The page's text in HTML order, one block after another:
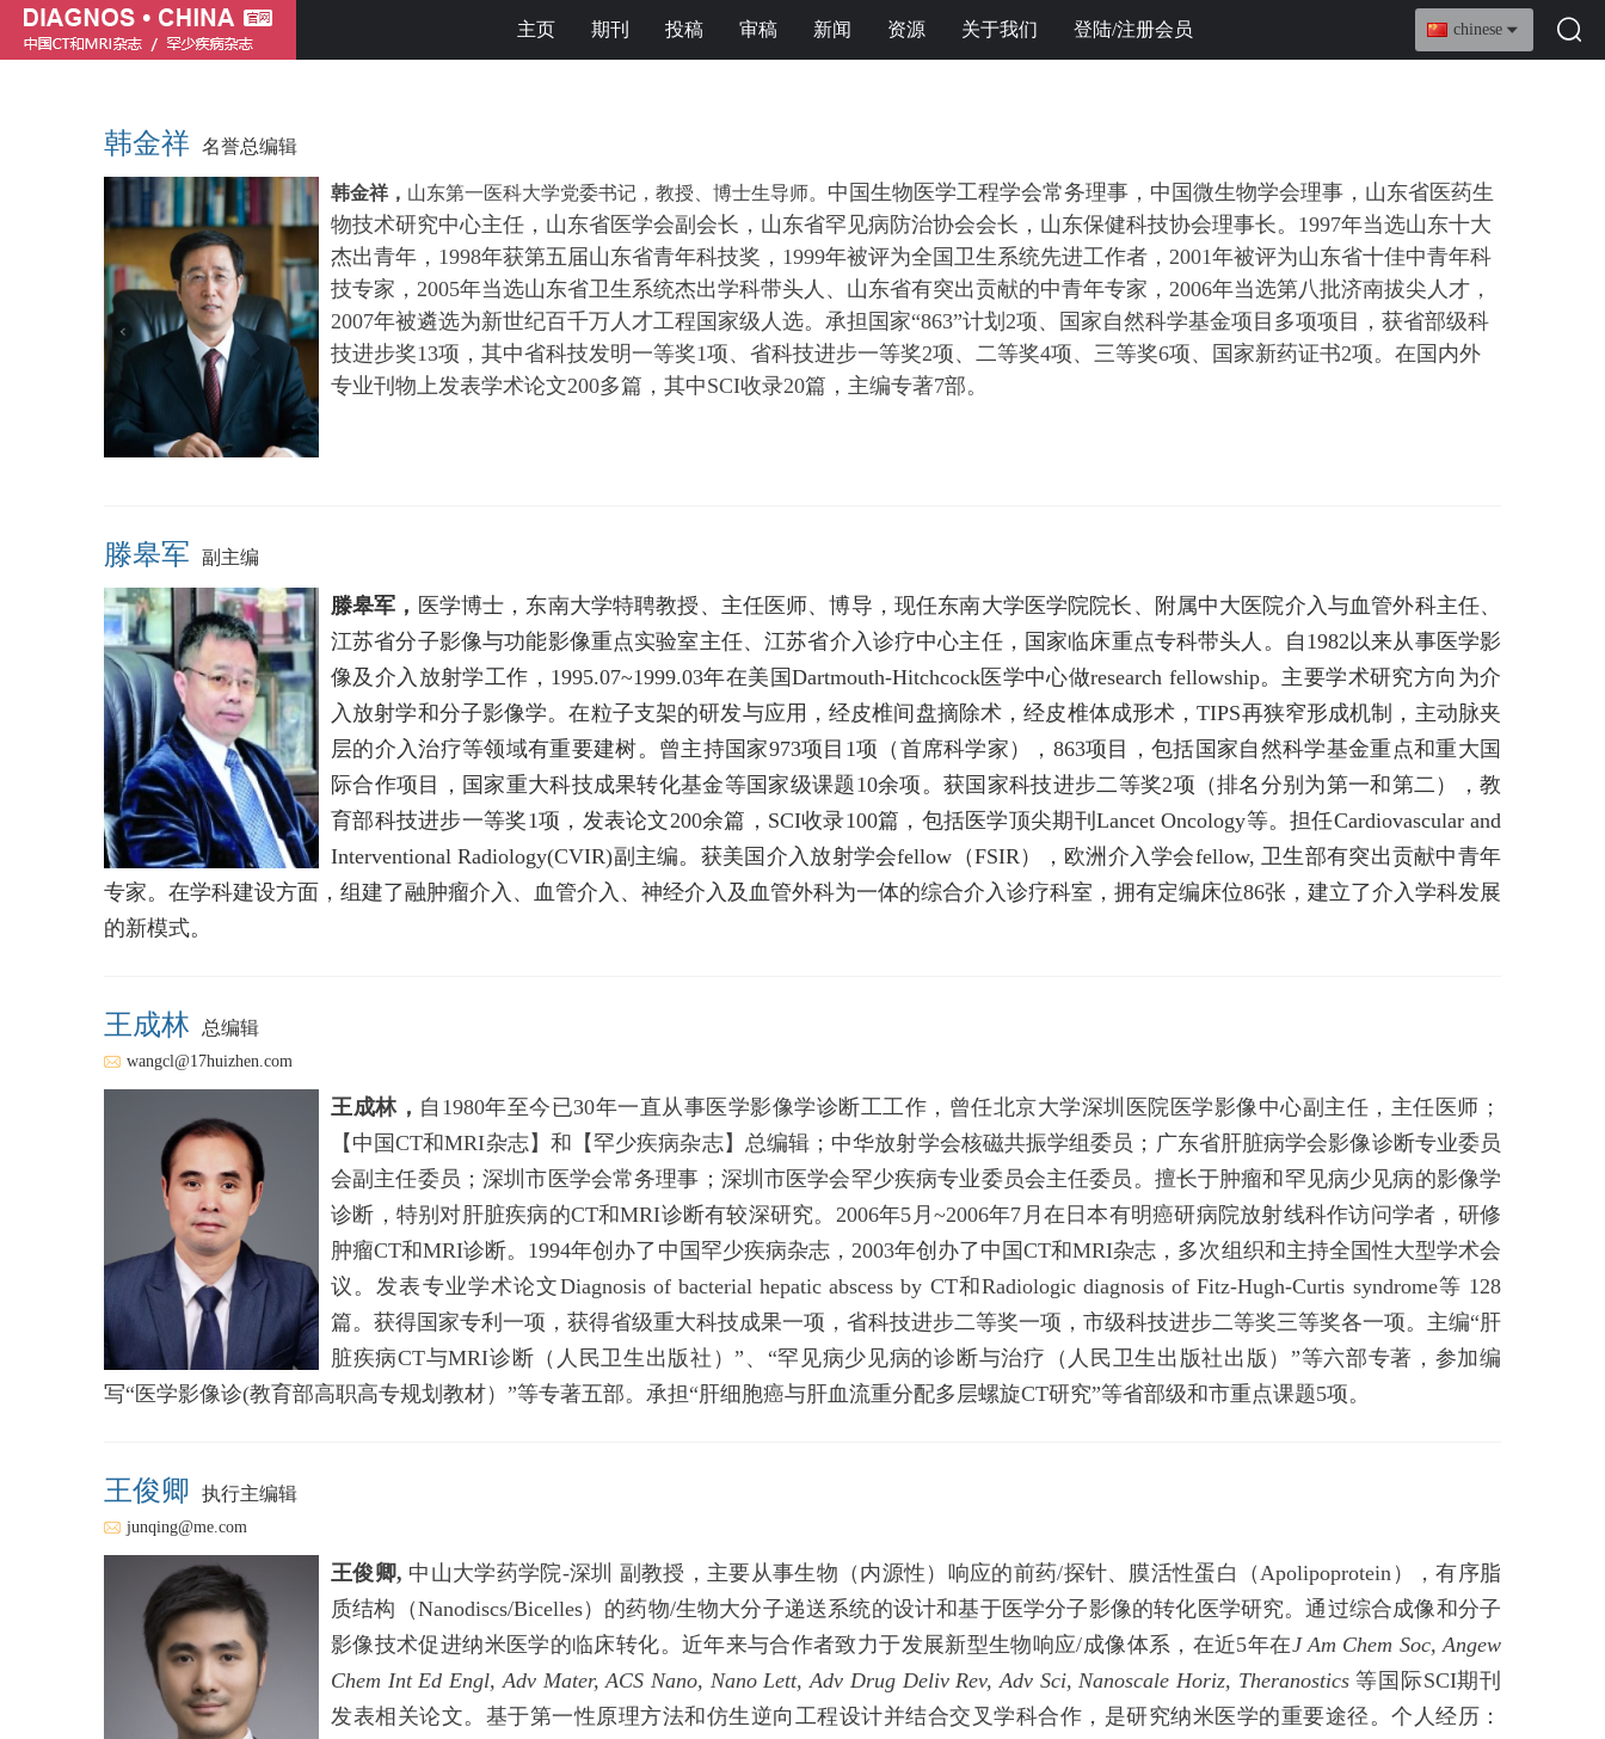
主页 期刊 投稿 审稿 新闻 资源 关于我们 登陆/注册会员 chinese
韩金祥 名誉总编辑
韩金祥， 山东第一医科大学党委书记 ， 教授、博士生导师。 中国生物医学工程学会常务理事， 中国微生物学会理事，山东省医药生
物技术研究中心主任 ， 山东省医学会副会长， 山东省罕见病防治协会会长， 山东保健科技协会理事长。 1997年当选山东十大
杰出青年，1998年获第五届山东省青年科技奖，1999年被评为全国卫生系统先进工作者，2001年被评为山东省十佳中青年科
技专家，2005年当选山东省卫生系统杰出学科带头人、山东省有突出贡献的中青年专家，2006年当选第八批济南拔尖人才，
2007年被遴选为新世纪百千万人才工程国家级人选。承担国家“863”计划2项、国家自然科学基金项目多项项目，获省部级科
技进步奖13项，其中省科技发明一等奖1项、省科技进步一等奖2项、二等奖4项、三等奖6项、国家新药证书2项。在国内外
专业刊物上发表学术论文200多篇，其中SCI收录20篇，主编专著7部。
滕皋军 副主编
滕皋军， 医学博士，东南大学特聘教授、主任医师、博导，现任东南大学医学院院长、附属中大医院介入与血管外科主任、
江苏省分子影像与功能影像重点实验室主任、江苏省介入诊疗中心主任，国家临床重点专科带头人。自1982以来从事医学影
像及介入放射学工作，1995.07~1999.03年在美国Dartmouth-Hitchcock医学中心做research fellowship。主要学术研究方向为介
入放射学和分子影像学。在粒子支架的研发与应用，经皮椎间盘摘除术，经皮椎体成形术，TIPS再狭窄形成机制，主动脉夹
层的介入治疗等领域有重要建树。曾主持国家973项目1项（首席科学家），863项目，包括国家自然科学基金重点和重大国
际合作项目，国家重大科技成果转化基金等国家级课题10余项。获国家科技进步二等奖2项（排名分别为第一和第二），教
育部科技进步一等奖1项，发表论文200余篇，SCI收录100篇，包括医学顶尖期刊Lancet Oncology等。担任Cardiovascular and
Interventional Radiology(CVIR)副主编。获美国介入放射学会fellow（FSIR），欧洲介入学会fellow, 卫生部有突出贡献中青年
专家。在学科建设方面，组建了融肿瘤介入、血管介入、神经介入及血管外科为一体的综合介入诊疗科室，拥有定编床位86张，建立了介入学科发展
的新模式。
王成林 总编辑
wangcl@17huizhen.com
王成林， 自1980年至今已30年一直从事医学影像学诊断工工作，曾任北京大学深圳医院医学影像中心副主任，主任医师；
【中国CT和MRI杂志】和【罕少疾病杂志】总编辑；中华放射学会核磁共振学组委员；广东省肝脏病学会影像诊断专业委员
会副主任委员；深圳市医学会常务理事；深圳市医学会罕少疾病专业委员会主任委员。擅长于肿瘤和罕见病少见病的影像学
诊断，特别对肝脏疾病的CT和MRI诊断有较深研究。2006年5月~2006年7月在日本有明癌研病院放射线科作访问学者，研修
肿瘤CT和MRI诊断。1994年创办了中国罕少疾病杂志，2003年创办了中国CT和MRI杂志，多次组织和主持全国性大型学术会
议。发表专业学术论文Diagnosis of bacterial hepatic abscess by CT和Radiologic diagnosis of Fitz-Hugh-Curtis syndrome等 128
篇。获得国家专利一项，获得省级重大科技成果一项，省科技进步二等奖一项，市级科技进步二等奖三等奖各一项。主编“肝
脏疾病CT与MRI诊断（人民卫生出版社）”、“罕见病少见病的诊断与治疗（人民卫生出版社出版）”等六部专著，参加编
写“医学影像诊(教育部高职高专规划教材）”等专著五部。承担“肝细胞癌与肝血流重分配多层螺旋CT研究”等省部级和市重点课题5项。
王俊卿 执行主编辑
junqing@me.com
王俊卿, 中山大学药学院-深圳 副教授，主要从事生物（内源性）响应的前药/探针、膜活性蛋白（Apolipoprotein），有序脂
质结构（Nanodiscs/Bicelles）的药物/生物大分子递送系统的设计和基于医学分子影像的转化医学研究。通过综合成像和分子
影像技术促进纳米医学的临床转化。近年来与合作者致力于发展新型生物响应/成像体系，在近5年在J Am Chem Soc, Angew
Chem Int Ed Engl, Adv Mater, ACS Nano, Nano Lett, Adv Drug Deliv Rev, Adv Sci, Nanoscale Horiz, Theranostics等国际SCI期刊
发表相关论文。基于第一性原理方法和仿生逆向工程设计并结合交叉学科合作，是研究纳米医学的重要途径。 个人经历：